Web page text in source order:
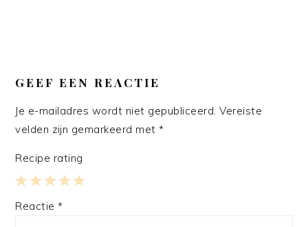
GEEF EEN REACTIE
Je e-mailadres wordt niet gepubliceerd. Vereiste
velden zijn gemarkeerd met*
Recipe rating
4
3
2
1
Reactie*